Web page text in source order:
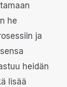
he
ja
heidän
lisää